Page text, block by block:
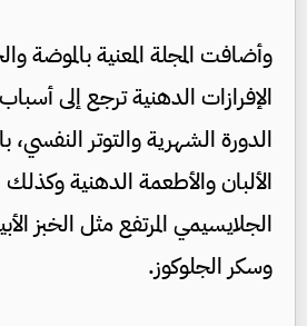
وأضافت المجلة المعنية بالموضة
الإفرازات الدهنية ترجع إلى
الدورة الشهرية والتوتر النفسي،
الألبان والأطعمة الدهنية
الجلايسيمي المرتفع مثل الخبز
وسكر الجلوكوز.